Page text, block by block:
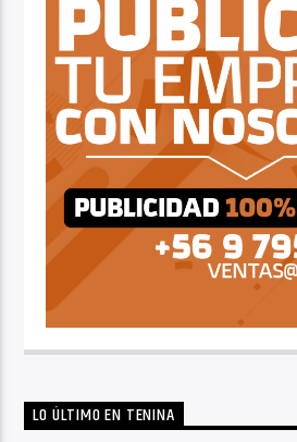
LO ÚLTIMO EN TENINA